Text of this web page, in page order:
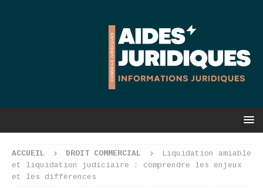
ACCUEIL DROIT COMMERCIAL
Liquidation amiable
et liquidation judiciaire : comprendre les enjeux
et les différences